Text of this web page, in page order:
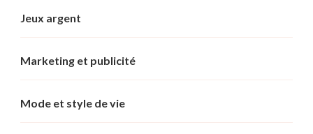
Jeux argent
Marketing et publicité
Mode et style de vie